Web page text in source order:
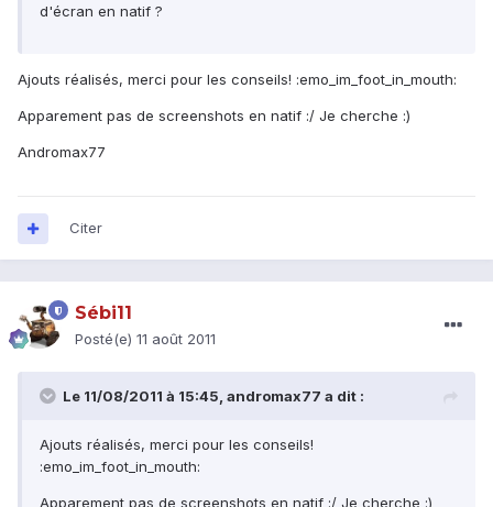
d'écran en natif ?
Ajouts réalisés, merci pour les conseils! :emo_im_foot_in_mouth:
Apparement pas de screenshots en natif :/ Je cherche :)
Andromax77
Citer
Sébi11
Posté(e) 11 août 2011
Le 11/08/2011 à 15:45, andromax77 a dit :
Ajouts réalisés, merci pour les conseils!
:emo_im_foot_in_mouth:
Apparement pas de screenshots en natif :/ Je cherche :)